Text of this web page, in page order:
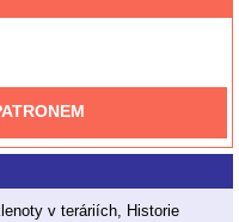
v teráriích, Historie